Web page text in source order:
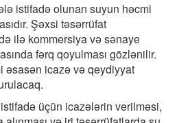
istifadə olunan suyun həcmi
Şəxsi təsərrüfat
ilə kommersiya və sənaye
fərq qoyulması gözlənilir.
əsasən icazə və qeydiyyat
üçün icazələrin verilməsi,